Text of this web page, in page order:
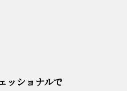
ッショナルで